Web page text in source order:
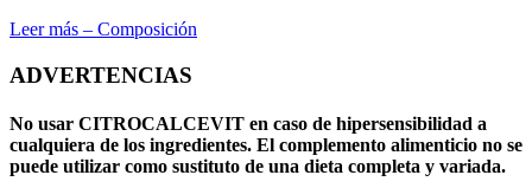
Leer más – Composición
ADVERTENCIAS
No usar CITROCALCEVIT en caso de hipersensibilidad a
cualquiera de los ingredientes. El complemento alimenticio no se
puede utilizar como sustituto de una dieta completa y variada.